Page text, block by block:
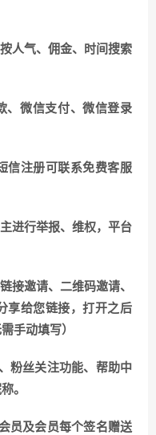
人气、佣金、时间搜索
、微信支付、微信登录
信注册可联系免费客服
进行举报、维权，平台
接邀请、二维码邀请、
享给您链接，打开之后
手动填写）
粉丝关注功能、帮助中
。
员及会员每个签名赠送